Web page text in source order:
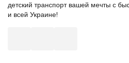
детский транспорт вашей мечты с
и всей Украине!